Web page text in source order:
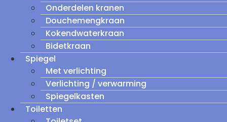
Onderdelen kranen
Douchemengkraan
Kokendwaterkraan
Bidetkraan
Spiegel
Met verlichting
Verlichting / verwarming
Spiegelkasten
Toiletten